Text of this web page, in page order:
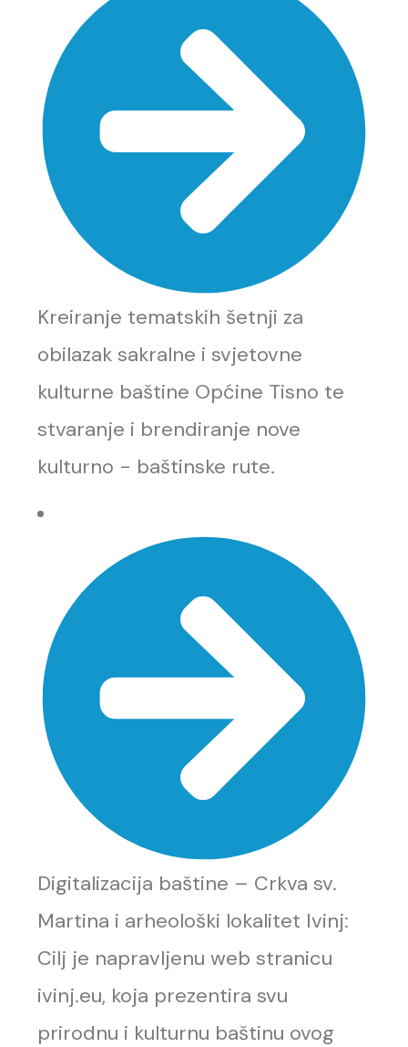
Kreiranje tematskih šetnji za
obilazak sakralne i svjetovne
kulturne baštine Općine Tisno te
stvaranje i brendiranje nove
kulturno - baštinske rute.
Digitalizacija baštine – Crkva sv.
Martina i arheološki lokalitet Ivinj:
Cilj je napravljenu web stranicu
ivinj.eu, koja prezentira svu
prirodnu i kulturnu baštinu ovog